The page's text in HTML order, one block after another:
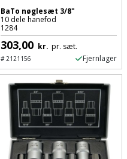
BaTo nøglesæt 3/8"
10 dele hanefod
1284
303,00 kr. pr. sæt.
#2121156 Fjernlager